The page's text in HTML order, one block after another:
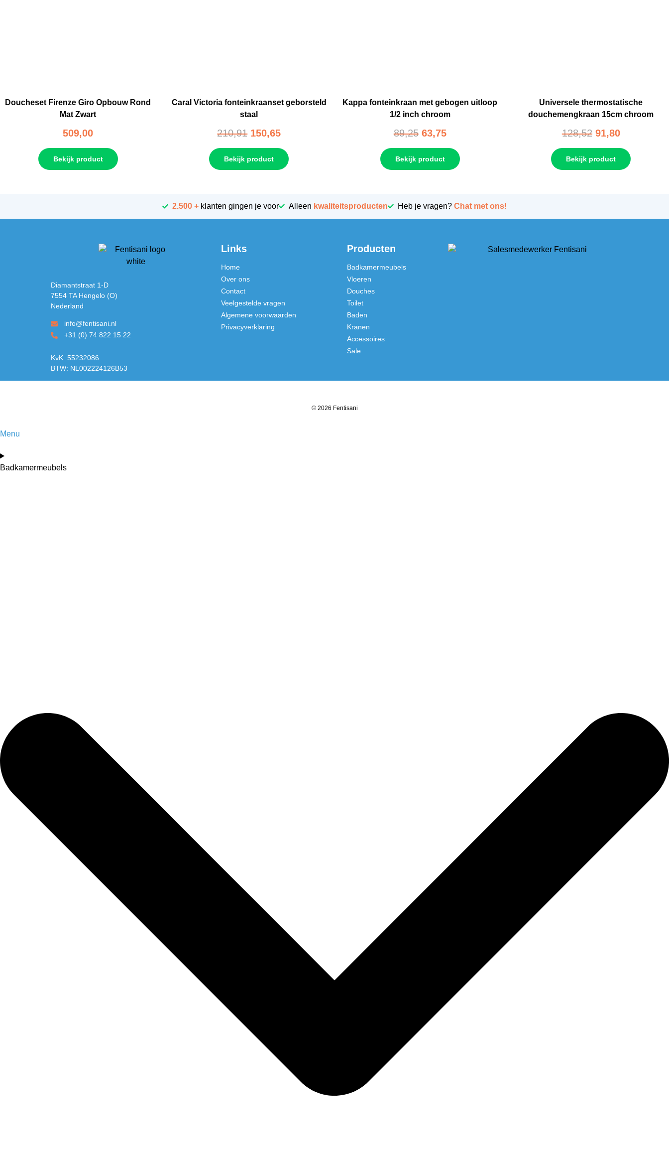
Doucheset Firenze Giro Opbouw Rond
Mat Zwart
509,00
Bekijk product
Caral Victoria fonteinkraanset geborsteld
staal
210,91 150,65
Bekijk product
Kappa fonteinkraan met gebogen uitloop
1/2 inch chroom
89,25 63,75
Bekijk product
Universele thermostatische
douchemengkraan 15cm chroom
128,52 91,80
Bekijk product
2.500 + klanten gingen je voor Alleen kwaliteitsproducten Heb je vragen? Chat met ons!
Diamantstraat 1-D
7554 TA Hengelo (O)
Nederland
info@fentisani.nl
+31 (0) 74 822 15 22
KvK: 55232086
BTW: NL002224126B53
Links
Home
Over ons
Contact
Veelgestelde vragen
Algemene voorwaarden
Privacyverklaring
Producten
Badkamermeubels
Vloeren
Douches
Toilet
Baden
Kranen
Accessoires
Sale
© 2026 Fentisani
Menu
Badkamermeubels